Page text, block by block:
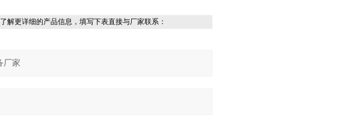
解更详细的产品信息，填写下表直接与厂家联系：